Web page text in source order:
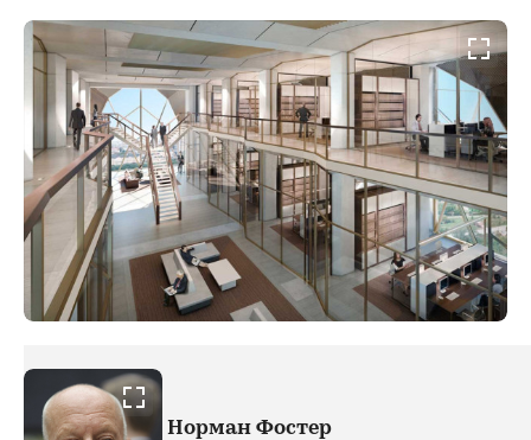
Норман Фостер